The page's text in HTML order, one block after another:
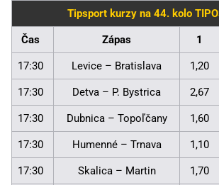
Tipsport kurzy na 44. kolo
Čas Zápas 1
17:30 Levice – Bratislava 1,20
17:30 Detva – P. Bystrica 2,67
17:30 Dubnica – Topoľčany 1,60
17:30 Humenné – Trnava 1,10
17:30 Skalica – Martin 1,70